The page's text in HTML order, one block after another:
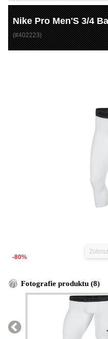
Nike Pro Men'S 3/4
(#402223)
-80%
Fotografie produktu (8)